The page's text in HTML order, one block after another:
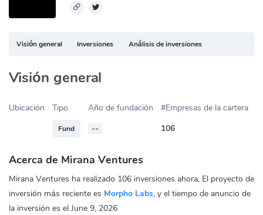
Visión general Inversiones Análisis de inversiones
Visión general
Ubicación Tipo
Fund
Año de fundación
--
#Empresas de la cartera
106
Acerca de Mirana Ventures
Mirana Ventures ha realizado 106 inversiones ahora, El proyecto de
inversión más reciente es Morpho Labs, y el tiempo de anuncio de
la inversión es el June 9, 2026